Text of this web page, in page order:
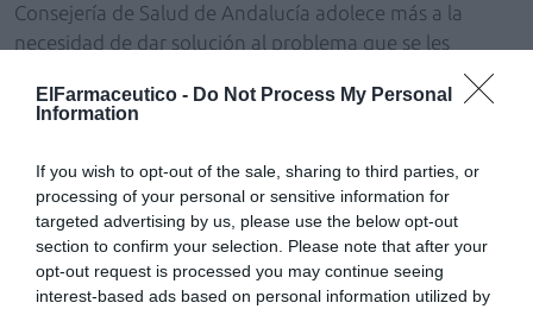
ElFarmaceutico - Do Not Process My Personal
Information
If you wish to opt-out of the sale, sharing to third parties, or
processing of your personal or sensitive information for
targeted advertising by us, please use the below opt-out
section to confirm your selection. Please note that after your
opt-out request is processed you may continue seeing
interest-based ads based on personal information utilized by
Consejería de Salud de Andalucía adolece más a la
necesidad de dar solución al problema que se les
planteaban a los titulares, hasta ese momento, de esas
farmacias rurales y que no podían tomar posesión de las
otros no tomaran posesión de la suya. Y es que si, tal
como se dice en la exposición de motivos del nuevo
Real Decreto, la intención es garantizar la asistencia en
núcleos pequeños,¿por qué no saca la Consejería a
concurso otras farmacias que han quedado vacantes y